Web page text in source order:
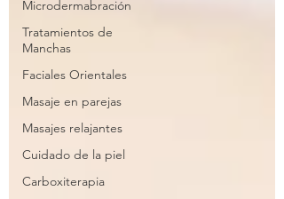
Microdermabración
Tratamientos de
Manchas
Faciales Orientales
Masaje en parejas
Masajes relajantes
Cuidado de la piel
Carboxiterapia